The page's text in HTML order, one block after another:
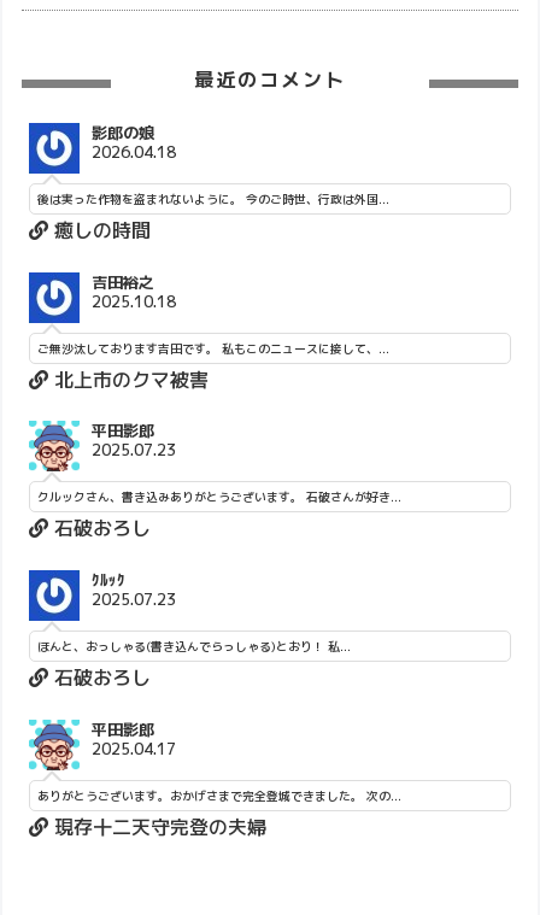
最近のコメント
影郎の娘
2026.04.18
後は実った作物を盗まれないように。 今のご時世、行政は外国...
癒しの時間
吉田裕之
2025.10.18
ご無沙汰しております吉田です。 私もこのニュースに接して、...
北上市のクマ被害
平田影郎
2025.07.23
クルックさん、書き込みありがとうございます。 石破さんが好き...
石破おろし
ｸﾙｯｸ
2025.07.23
ほんと、おっしゃる(書き込んでらっしゃる)とおり！ 私...
石破おろし
平田影郎
2025.04.17
ありがとうございます。おかげさまで完全登城できました。 次の...
現存十二天守完登の夫婦